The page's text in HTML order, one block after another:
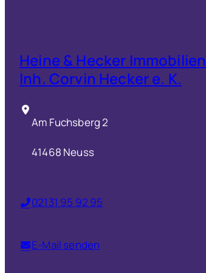
Heine & Hecker Immobilien
Inh. Corvin Hecker e. K.
Am Fuchsberg 2
41468 Neuss
02131 95 92 95
E-Mail senden